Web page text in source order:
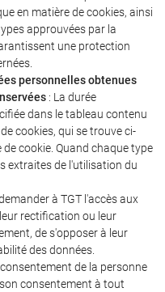
en matière de cookies, ainsi
approuvées par la
une protection
personnelles obtenues
: La durée
dans le tableau contenu
cookies, qui se trouve ci-
cookie. Quand chaque type
extraites de l'utilisation du
à TGT l'accès aux
rectification ou leur
de s'opposer à leur
des données.
de la personne
consentement à tout